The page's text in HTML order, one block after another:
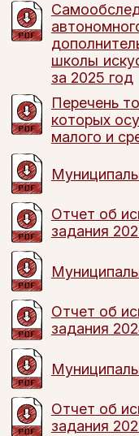
школы
за 2025 год
Перечень
которых
малого и
Отчет об
задания
Отчет об
задания
Отчет об
задания